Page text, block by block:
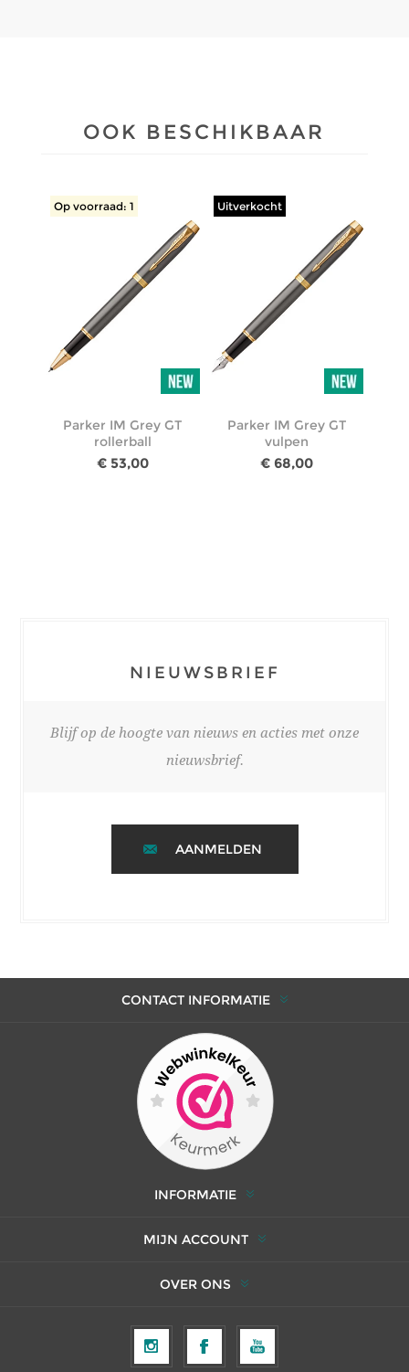
OOK BESCHIKBAAR
Op voorraad: 1
Parker IM Grey GT
rollerball
€ 53,00
Uitverkocht
Parker IM Grey GT
vulpen
€ 68,00
NIEUWSBRIEF
Blijf op de hoogte van nieuws en acties met onze
nieuwsbrief.
AANMELDEN
CONTACT INFORMATIE
INFORMATIE
MIJN ACCOUNT
OVER ONS